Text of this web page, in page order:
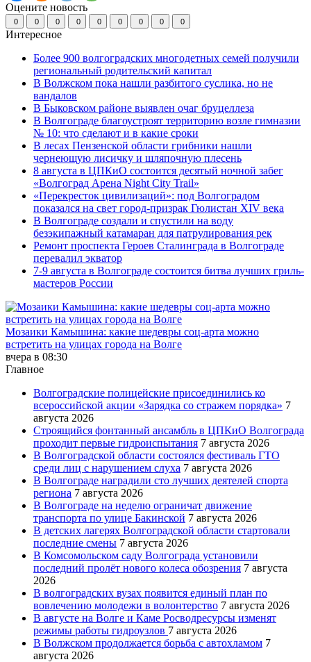
Оцените новость
0 0 0 0 0 0 0 0 0
Интересное
Более 900 волгоградских многодетных семей получили
региональный родительский капитал
В Волжском пока нашли разбитого суслика, но не
вандалов
В Быковском районе выявлен очаг бруцеллеза
В Волгограде благоустроят территорию возле гимназии
№ 10: что сделают и в какие сроки
В лесах Пензенской области грибники нашли
чернеющую лисичку и шляпочную плесень
8 августа в ЦПКиО состоится десятый ночной забег
«Волгоград Арена Night City Trail»
«Перекресток цивилизаций»: под Волгоградом
показался на свет город-призрак Гюлистан XIV века
В Волгограде создали и спустили на воду
безэкипажный катамаран для патрулирования рек
Ремонт проспекта Героев Сталинграда в Волгограде
перевалил экватор
7-9 августа в Волгограде состоится битва лучших гриль-
мастеров России
Мозаики Камышина: какие шедевры соц-арта можно
встретить на улицах города на Волге
вчера в 08:30
Главное
Волгоградские полицейские присоединились ко
всероссийской акции «Зарядка со стражем порядка» 7
августа 2026
Строящийся фонтанный ансамбль в ЦПКиО Волгограда
проходит первые гидроиспытания 7 августа 2026
В Волгоградской области состоялся фестиваль ГТО
среди лиц с нарушением слуха 7 августа 2026
В Волгограде наградили сто лучших деятелей спорта
региона 7 августа 2026
В Волгограде на неделю ограничат движение
транспорта по улице Бакинской 7 августа 2026
В детских лагерях Волгоградской области стартовали
последние смены 7 августа 2026
В Комсомольском саду Волгограда установили
последний пролёт нового колеса обозрения 7 августа
2026
В волгоградских вузах появится единый план по
вовлечению молодежи в волонтерство 7 августа 2026
В августе на Волге и Каме Росводресурсы изменят
режимы работы гидроузлов 7 августа 2026
В Волжском продолжается борьба с автохламом 7
августа 2026